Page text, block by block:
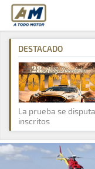
A Todo Motor ·
A Todo Motor »
DESTACADO
La prueba se
inscritos